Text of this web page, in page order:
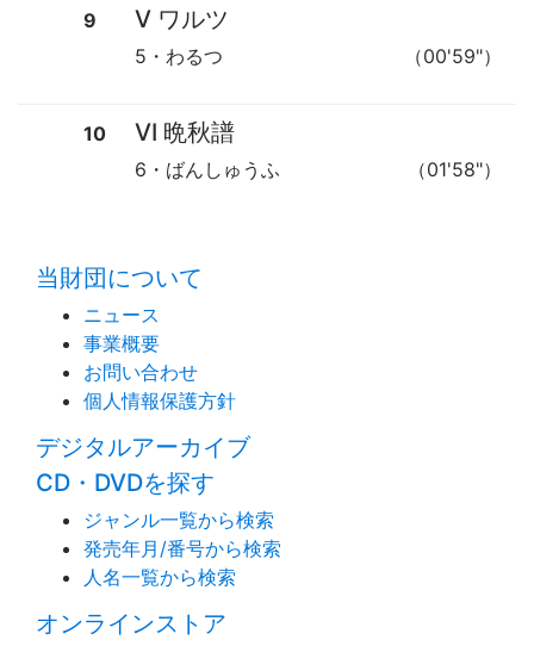
9 Ⅴ ワルツ
（00'59"）
5・わるつ
10 Ⅵ 晩秋譜
（01'58"）
6・ばんしゅうふ
当財団について
ニュース
事業概要
お問い合わせ
個人情報保護方針
デジタルアーカイブ
CD・DVDを探す
ジャンル一覧から検索
発売年月/番号から検索
人名一覧から検索
オンラインストア